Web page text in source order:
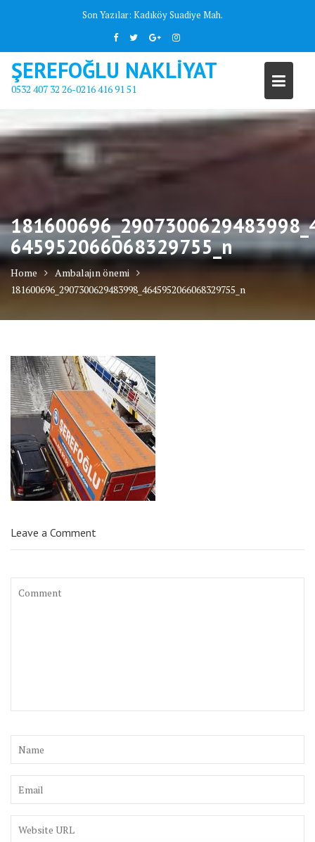
Son Yazılar: Kadıköy Suadiye Mah.
ŞEREFOĞLU NAKLİYAT
0532 407 32 26-0216 416 91 51
645952066068329755_n
Home
Ambalajın önemi
181600696_2907300629483998_4645952066068329755_n
Leave a Comment